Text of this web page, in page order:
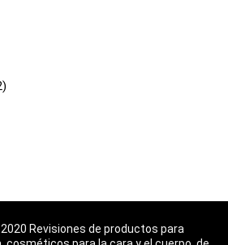
Revisiones de productos para